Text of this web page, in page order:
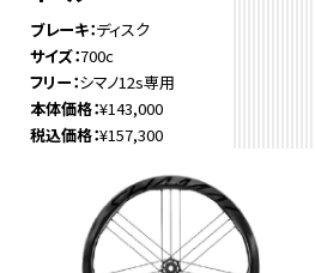
ブレーキ ディスク
サイズ 700c
フリー シマノ12s専用
本体価格 ¥143,000
税込価格 ¥157,300